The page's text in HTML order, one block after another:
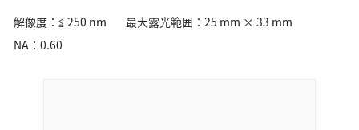
解像度：≦ 250 nm
最大露光範囲：25 mm × 33 mm
NA：0.60